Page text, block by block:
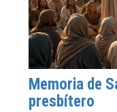
Memoria de
presbítero